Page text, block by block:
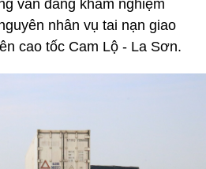
vẫn đang khám nghiệm
nhân vụ tai nạn giao
cao tốc Cam Lộ - La Sơn.